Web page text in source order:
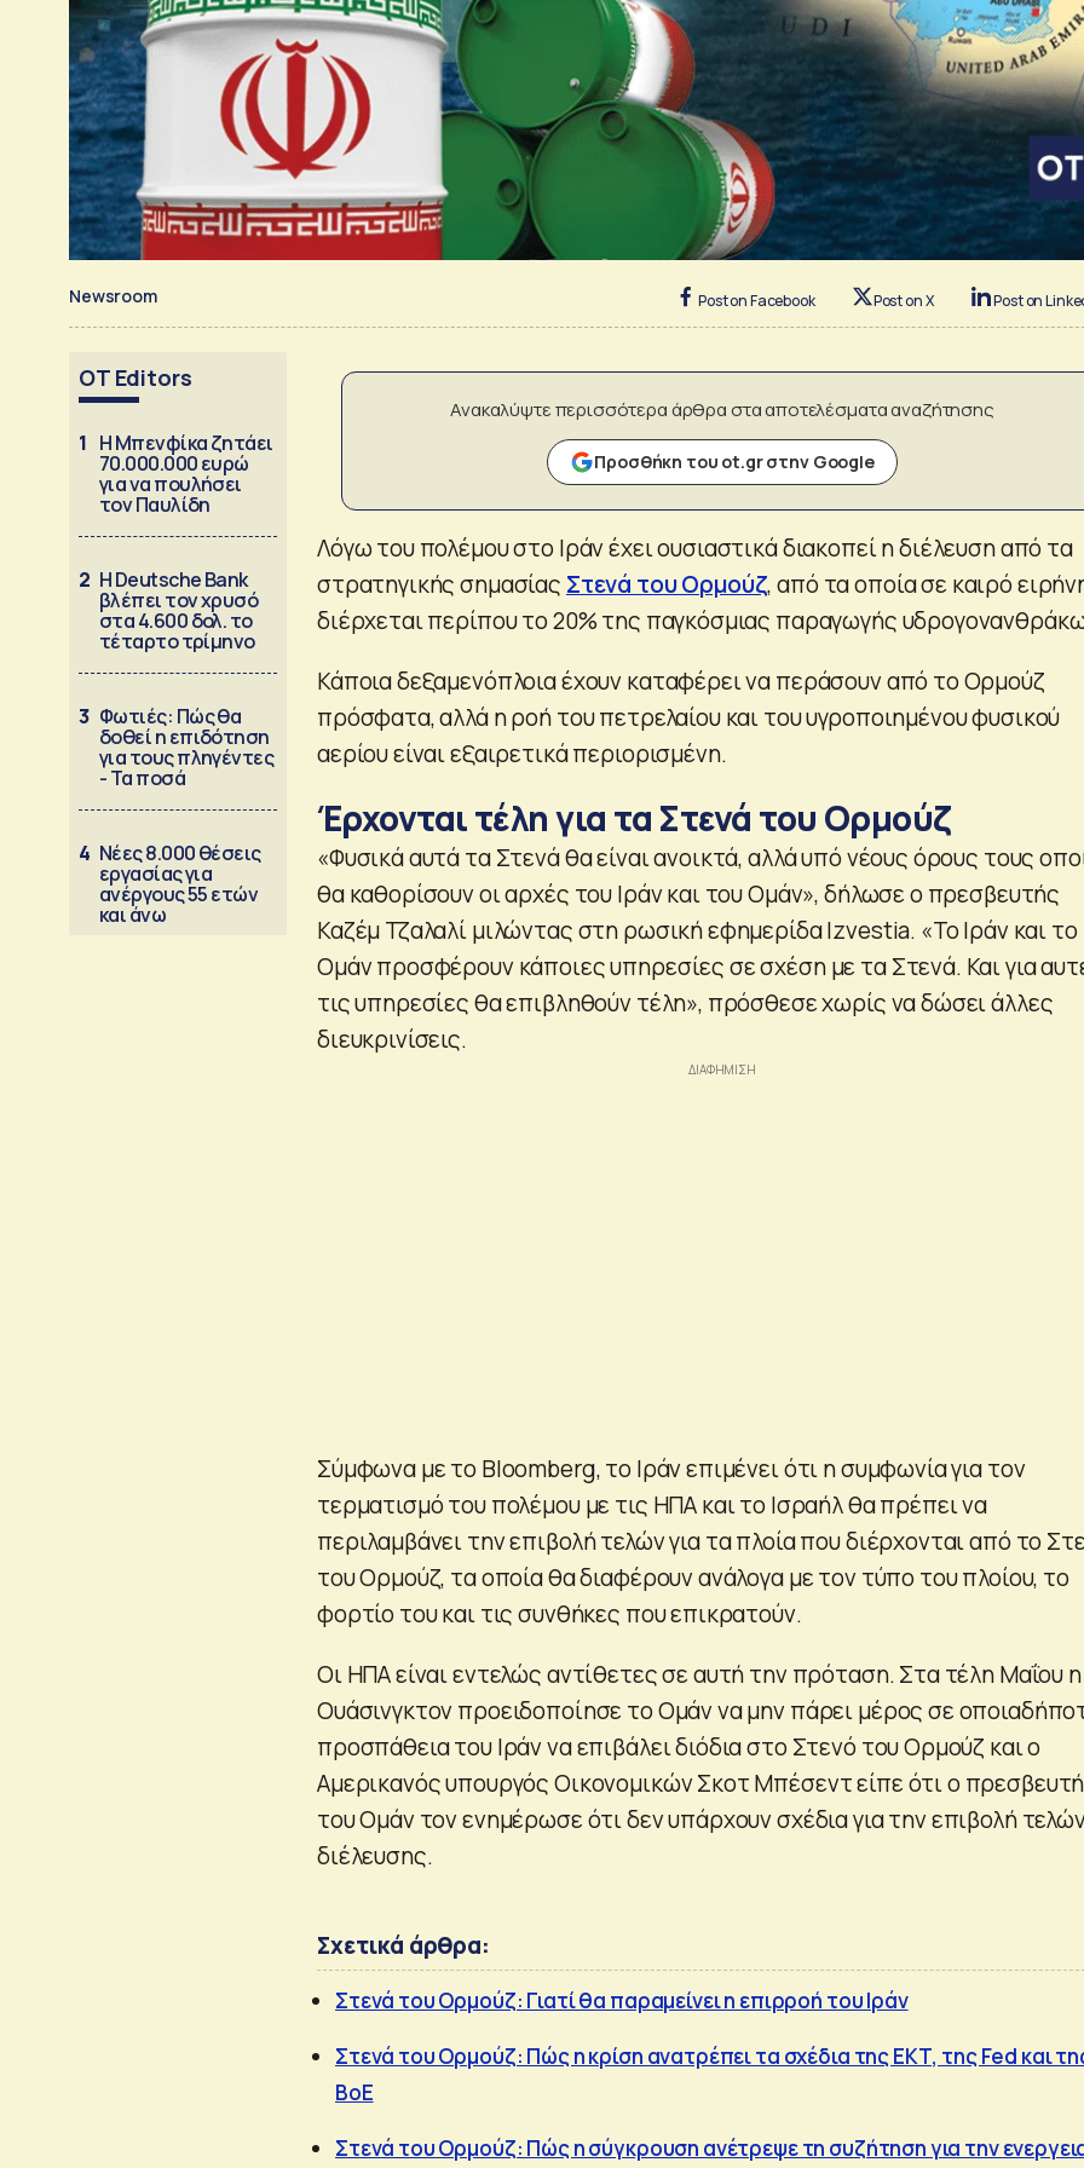
Newsroom Post on Facebook Post on X Post on
OT Editors
1 Η Μπενφίκα ζητάει
70.000.000 ευρώ
για να πουλήσει
τον Παυλίδη
2 Η Deutsche Bank
βλέπει τον χρυσό
στα 4.600 δολ. το
τέταρτο τρίμηνο
3 Φωτιές: Πώς θα
δοθεί η επιδότηση
για τους πληγέντες
- Τα ποσά
4 Νέες 8.000 θέσεις
εργασίας για
ανέργους 55 ετών
και άνω
Ανακαλύψτε περισσότερα άρθρα στα αποτελέσματα αναζήτησης
Προσθήκη του ot.gr στην Google
Λόγω του πολέμου στο Ιράν έχει ουσιαστικά διακοπεί η διέλευση από τα
στρατηγικής σημασίας Στενά του Ορμούζ, από τα οποία σε καιρό
διέρχεται περίπου το 20% της παγκόσμιας παραγωγής
Κάποια δεξαμενόπλοια έχουν καταφέρει να περάσουν από το Ορμούζ
πρόσφατα, αλλά η ροή του πετρελαίου και του υγροποιημένου φυσικού
αερίου είναι εξαιρετικά περιορισμένη.
Έρχονται τέλη για τα Στενά του Ορμούζ
«Φυσικά αυτά τα Στενά θα είναι ανοικτά, αλλά υπό νέους όρους τους
θα καθορίσουν οι αρχές του Ιράν και του Ομάν», δήλωσε ο πρεσβευτής
Καζέμ Τζαλαλί μιλώντας στη ρωσική εφημερίδα Izvestia. «Το Ιράν και το
Ομάν προσφέρουν κάποιες υπηρεσίες σε σχέση με τα Στενά. Και για
τις υπηρεσίες θα επιβληθούν τέλη», πρόσθεσε χωρίς να δώσει άλλες
διευκρινίσεις.
Σύμφωνα με το Bloomberg, το Ιράν επιμένει ότι η συμφωνία για τον
τερματισμό του πολέμου με τις ΗΠΑ και το Ισραήλ θα πρέπει να
περιλαμβάνει την επιβολή τελών για τα πλοία που διέρχονται από το
του Ορμούζ, τα οποία θα διαφέρουν ανάλογα με τον τύπο του πλοίου, το
φορτίο του και τις συνθήκες που επικρατούν.
Οι ΗΠΑ είναι εντελώς αντίθετες σε αυτή την πρόταση. Στα τέλη Μαΐου η
Ουάσινγκτον προειδοποίησε το Ομάν να μην πάρει μέρος σε
προσπάθεια του Ιράν να επιβάλει διόδια στο Στενό του Ορμούζ και ο
Αμερικανός υπουργός Οικονομικών Σκοτ Μπέσεντ είπε ότι ο
του Ομάν τον ενημέρωσε ότι δεν υπάρχουν σχέδια για την επιβολή
διέλευσης.
Σχετικά άρθρα:
Στενά του Ορμούζ: Γιατί θα παραμείνει η επιρροή του Ιράν
Στενά του Ορμούζ: Πώς η κρίση ανατρέπει τα σχέδια της ΕΚΤ, της Fed και
BoE
Στενά του Ορμούζ: Πώς η σύγκρουση ανέτρεψε τη συζήτηση για την